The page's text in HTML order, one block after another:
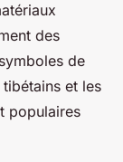
des
de
et les
populaires